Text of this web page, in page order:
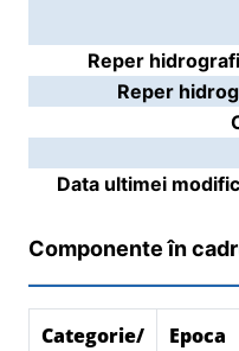
Reper
Reper
Data ultimei
Componente în
Categorie/ Epoca